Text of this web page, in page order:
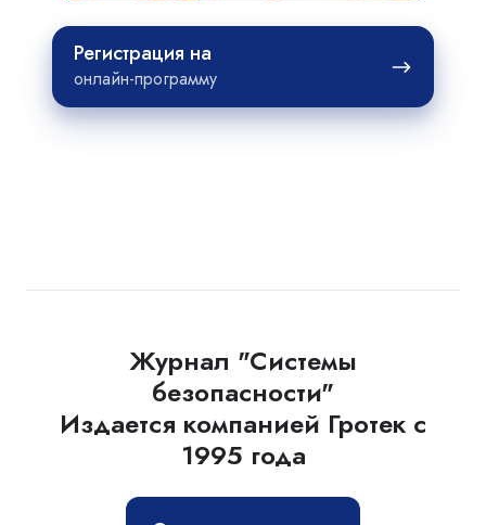
Регистрация на
онлайн-программу
Регистрация
Журнал "Системы
безопасности"
Издается компанией Гротек с
1995 года